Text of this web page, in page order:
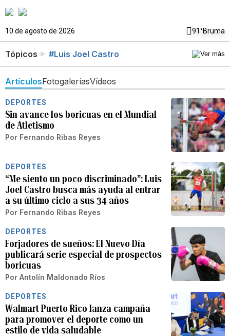
10 de agosto de 2026 91°Bruma
Tópicos #Luis Joel Castro
ArtículosFotogaleríasVídeos
DEPORTES
Sin avance los boricuas en el Mundial
de Atletismo
Por Fernando Ribas Reyes
DEPORTES
“Me siento un poco discriminado”: Luis
Joel Castro busca más ayuda al entrar
a su último ciclo a sus 34 años
Por Fernando Ribas Reyes
DEPORTES
Forjadores de sueños: El Nuevo Día
publicará serie especial de prospectos
boricuas
Por Antolín Maldonado Ríos
DEPORTES
Walmart Puerto Rico lanza campaña
para promover el deporte como un
estilo de vida saludable